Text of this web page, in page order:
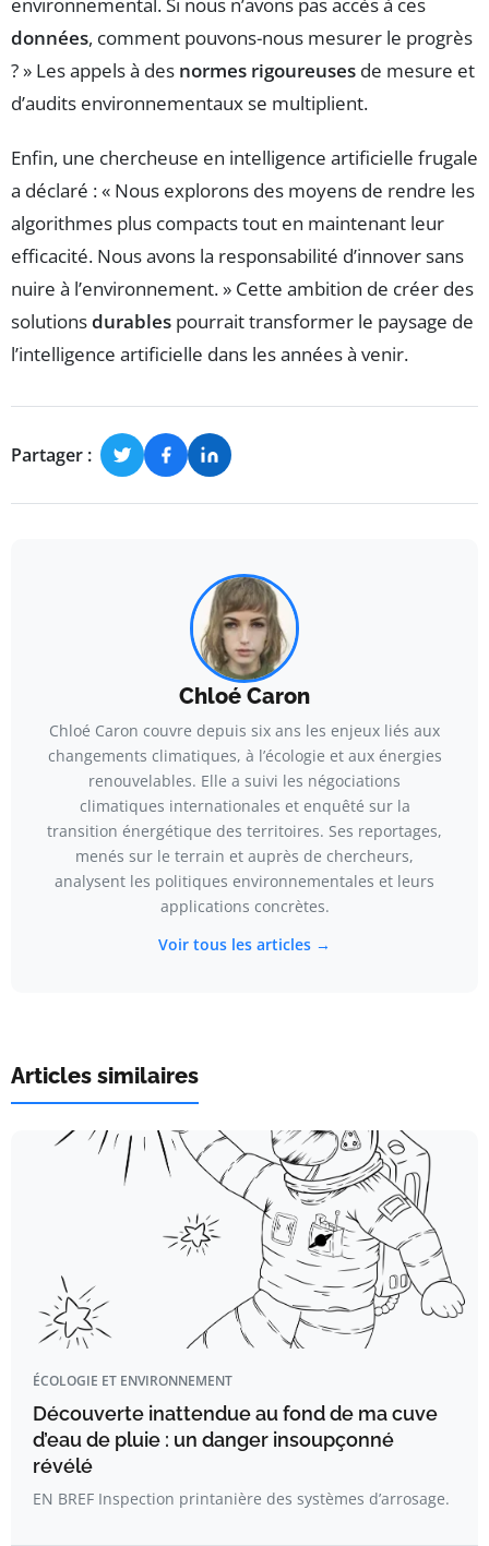
environnemental. Si nous n’avons pas accès à ces
données, comment pouvons-nous mesurer le progrès
? » Les appels à des normes rigoureuses de mesure et
d’audits environnementaux se multiplient.
Enfin, une chercheuse en intelligence artificielle frugale
a déclaré : « Nous explorons des moyens de rendre les
algorithmes plus compacts tout en maintenant leur
efficacité. Nous avons la responsabilité d’innover sans
nuire à l’environnement. » Cette ambition de créer des
solutionsdurables pourrait transformer le paysage de
l’intelligence artificielle dans les années à venir.
Partager :
Chloé Caron
Chloé Caron couvre depuis six ans les enjeux liés aux
changements climatiques, à l’écologie et aux énergies
renouvelables. Elle a suivi les négociations
climatiques internationales et enquêté sur la
transition énergétique des territoires. Ses reportages,
menés sur le terrain et auprès de chercheurs,
analysent les politiques environnementales et leurs
applications concrètes.
Voir tous les articles →
Articles similaires
ÉCOLOGIE ET ENVIRONNEMENT
Découverte inattendue au fond de ma cuve
d’eau de pluie : un danger insoupçonné
révélé
EN BREF Inspection printanière des systèmes d’arrosage.